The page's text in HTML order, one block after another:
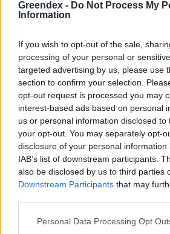
Greendex - Do Not Process My
Information
If you wish to opt-out of the sale,
processing of your personal or
targeted advertising by us, please use
section to confirm your selection.
opt-out request is processed you may
interest-based ads based on personal
us or personal information disclosed
your opt-out. You may separately opt-
disclosure of your personal
IAB’s list of downstream participants.
also be disclosed by us to third parties
Downstream Participants that may
Personal Data Processing Opt
fogyaszt majd. De ezen a
gyártók, hogy ajelzéseket
átalakították.
Hasonló a helyzet a
korszerűbb gépek sokszor
fogyasztanak (akár meg is
vízfogyasztást). Míg egy régi
100 liter fölötti
50 liter körüli mennyiségből.